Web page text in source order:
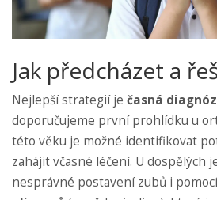
Jak předcházet a
Nejlepší strategií je časná
doporučujeme první prohlídku u
této věku je možné identifikovat
zahájit včasné léčení. U dospělých
nesprávné postavení zubů i